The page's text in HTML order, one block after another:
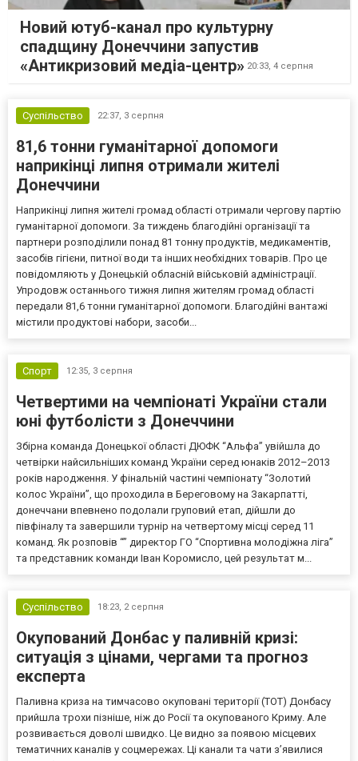
Новий ютуб-канал про культурну
спадщину Донеччини запустив
«Антикризовий медіа-центр» 20:33, 4 серпня
Суспільство 22:37, 3 серпня
81,6 тонни гуманітарної допомоги
наприкінці липня отримали жителі
Донеччини
Наприкінці липня жителі громад області отримали чергову партію
гуманітарної допомоги. За тиждень благодійні організації та
партнери розподілили понад 81 тонну продуктів, медикаментів,
засобів гігієни, питної води та інших необхідних товарів. Про це
повідомляють у Донецькій обласній військовій адміністрації.
Упродовж останнього тижня липня жителям громад області
передали 81,6 тонни гуманітарної допомоги. Благодійні вантажі
містили продуктові набори, засоби...
Спорт 12:35, 3 серпня
Четвертими на чемпіонаті України стали
юні футболісти з Донеччини
Збірна команда Донецької області ДЮФК “Альфа” увійшла до
четвірки найсильніших команд України серед юнаків 2012–2013
років народження. У фінальній частині чемпіонату “Золотий
колос України”, що проходила в Береговому на Закарпатті,
донеччани впевнено подолали груповий етап, дійшли до
півфіналу та завершили турнір на четвертому місці серед 11
команд. Як розповів “” директор ГО “Спортивна молодіжна ліга”
та представник команди Іван Коромисло, цей результат м...
Суспільство 18:23, 2 серпня
Окупований Донбас у паливній кризі:
ситуація з цінами, чергами та прогноз
експерта
Паливна криза на тимчасово окуповані території (ТОТ) Донбасу
прийшла трохи пізніше, ніж до Росії та окупованого Криму. Але
розвивається доволі швидко. Це видно за появою місцевих
тематичних каналів у соцмережах. Ці канали та чати з’явилися